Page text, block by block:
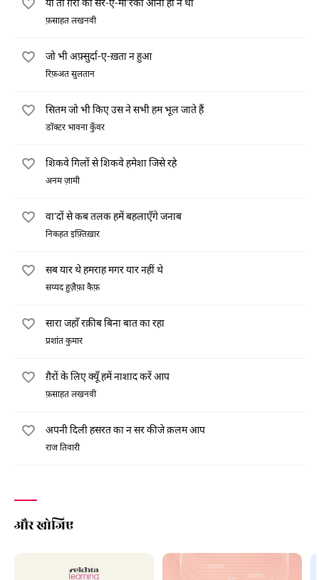
या तो ग़ैरों को सर-ए-मा'रका आना ही न था
फ़साहत लखनवी
जो भी अफ़्सुर्दा-ए-ख़ता न हुआ
रिफ़अत सुलतान
सितम जो भी किए उस ने सभी हम भूल जाते हैं
डॉक्टर भावना कुँवर
शिकवे गिलों से शिकवे हमेशा जिसे रहे
अनम ज़ामी
वा'दों से कब तलक हमें बहलाएँगे जनाब
निकहत इफ़्तिख़ार
सब यार थे हमराह मगर यार नहीं थे
सय्यद हुज़ैफ़ा कैफ़
सारा जहाँ रक़ीब बिना बात का रहा
प्रशांत कुमार
ग़ैरों के लिए क्यूँ हमें नाशाद करें आप
फ़साहत लखनवी
अपनी दिली हसरत का न सर कीजे क़लम आप
राज तिवारी
और खोजिए